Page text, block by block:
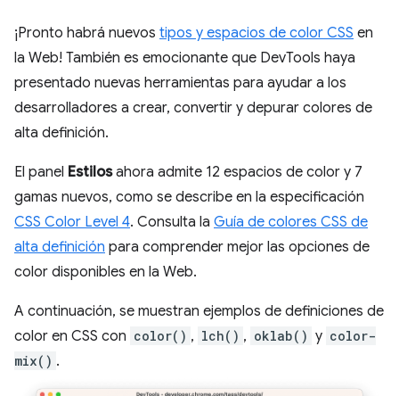
¡Pronto habrá nuevos tipos y espacios de color CSS en
la Web! También es emocionante que DevTools haya
presentado nuevas herramientas para ayudar a los
desarrolladores a crear, convertir y depurar colores de
alta definición.
El panel Estilosahora admite 12 espacios de color y 7
gamas nuevos, como se describe en la especificación
CSS Color Level 4. Consulta la Guía de colores CSS de
alta definición para comprender mejor las opciones de
color disponibles en la Web.
A continuación, se muestran ejemplos de definiciones de
color en CSS con color() , lch() , oklab() y color-
mix() .